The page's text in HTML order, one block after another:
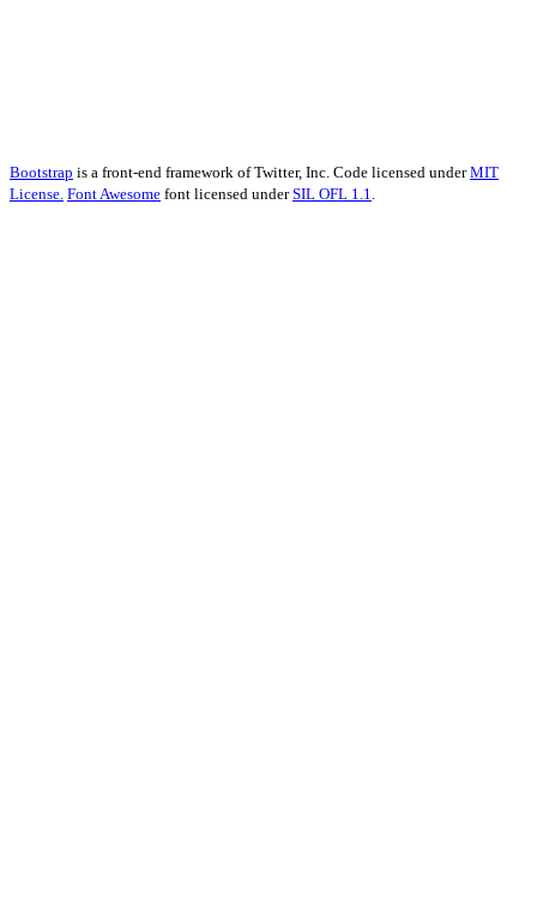
Bootstrap is a front-end framework of Twitter, Inc. Code licensed underMIT
License. Font Awesome font licensed underSIL OFL 1.1